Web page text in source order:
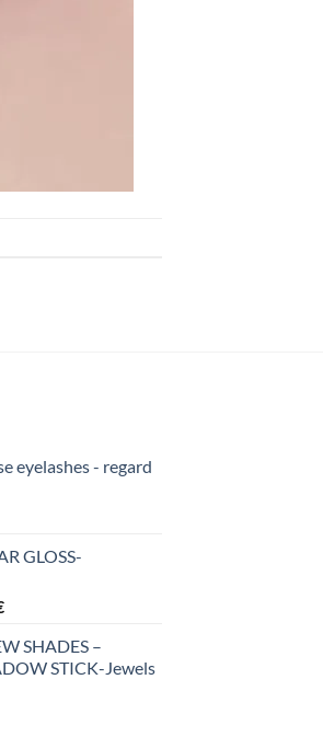
eyelashes - regard
GLOSS-
Η
τιμή
είναι:
SHADES –
STICK-Jewels